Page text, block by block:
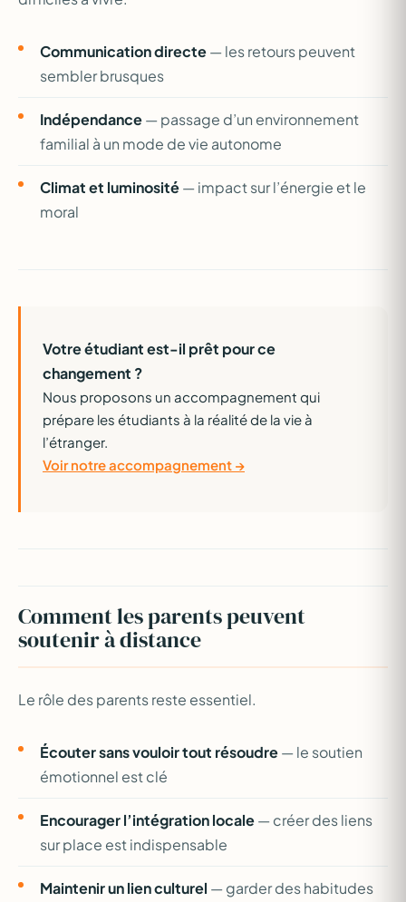
Communication directe— les retours peuvent
sembler brusques
Indépendance— passage d’un environnement
familial à un mode de vie autonome
Climat et luminosité— impact sur l’énergie et le
moral
Votre étudiant est-il prêt pour ce
changement ?
Nous proposons un accompagnement qui
prépare les étudiants à la réalité de la vie à
l’étranger.
Voir notre accompagnement →
Comment les parents peuvent
soutenir à distance
Le rôle des parents reste essentiel.
Écouter sans vouloir tout résoudre— le soutien
émotionnel est clé
Encourager l’intégration locale— créer des liens
sur place est indispensable
Maintenir un lien culturel — garder des habitudes